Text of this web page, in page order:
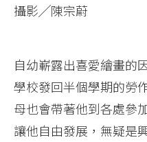
攝影╱陳宗蔚
自幼嶄露出喜愛繪畫的
學校發回半個學期的勞
母也會帶著他到各處參
讓他自由發展，無疑是